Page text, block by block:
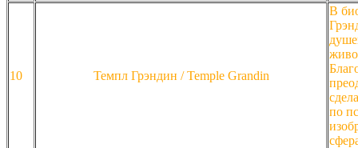
10 Темпл Грэндин / Temple Grandin
В
по